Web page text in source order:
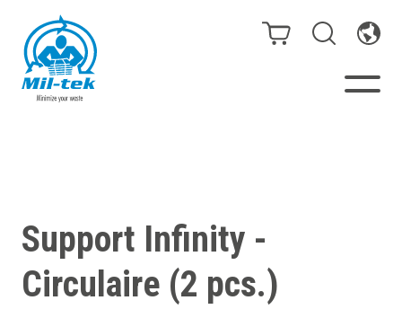
Webshop
Poubelles de tri
Support Infinity -
Circulaire (2 pcs.)